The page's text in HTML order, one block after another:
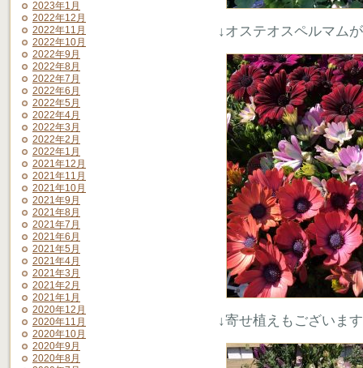
2023年1月
2022年12月
2022年11月
2022年10月
2022年9月
2022年8月
2022年7月
2022年6月
2022年5月
2022年4月
2022年3月
2022年2月
2022年1月
2021年12月
2021年11月
2021年10月
2021年9月
2021年8月
2021年7月
2021年6月
2021年5月
2021年4月
2021年3月
2021年2月
2021年1月
2020年12月
2020年11月
2020年10月
2020年9月
2020年8月
↓オステオスペルマム
↓寄せ植えもございま